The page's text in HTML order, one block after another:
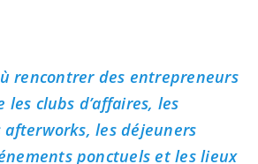
rencontrer des entrepreneurs
les clubs d’affaires, les
afterworks, les déjeuners
ponctuels et les lieux